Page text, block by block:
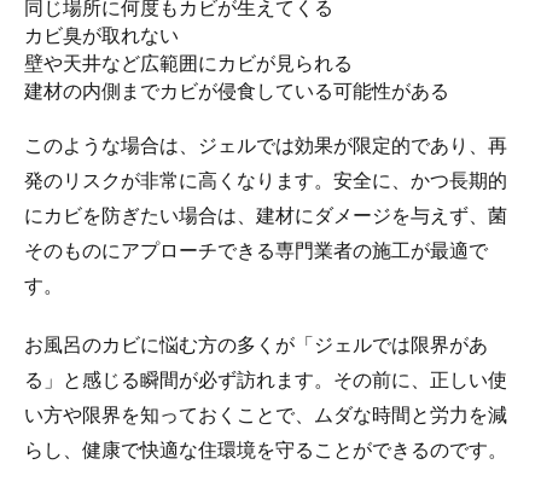
同じ場所に何度もカビが生えてくる
カビ臭が取れない
壁や天井など広範囲にカビが見られる
建材の内側までカビが侵食している可能性がある
このような場合は、ジェルでは効果が限定的であり、再
発のリスクが非常に高くなります。安全に、かつ長期的
にカビを防ぎたい場合は、建材にダメージを与えず、菌
そのものにアプローチできる専門業者の施工が最適で
す。
お風呂のカビに悩む方の多くが「ジェルでは限界があ
る」と感じる瞬間が必ず訪れます。その前に、正しい使
い方や限界を知っておくことで、ムダな時間と労力を減
らし、健康で快適な住環境を守ることができるのです。